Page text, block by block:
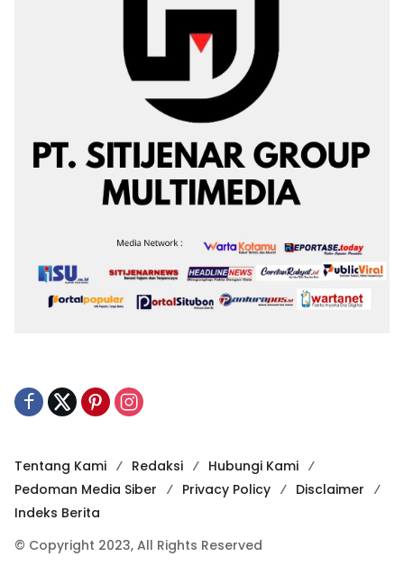
Tentang Kami Redaksi
Hubungi Kami
Pedoman Media Siber
Privacy Policy
Disclaimer
Indeks Berita
© Copyright 2023, All Rights Reserved